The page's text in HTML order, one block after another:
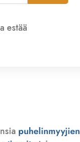
estää
puhelinmyyjien